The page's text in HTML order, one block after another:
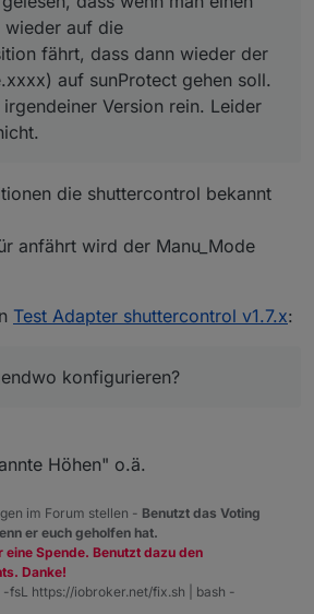
kam in irgendeiner Version rein. Leider
mir nicht.
Funktion, wenn ja muss man das
konfigurieren?
wieder auf die
fährt, dass dann wieder der
auf sunProtect gehen soll.
Version rein. Leider
die shuttercontrol bekannt
anfährt wird der Manu_Mode
Test Adapter shuttercontrol v1.7.x:
konfigurieren?
Höhen" o.ä.
im Forum stellen - Benutzt das Voting
er euch geholfen hat.
Spende. Benutzt dazu den
Danke!
fsL https://iobroker.net/fix.sh | bash -